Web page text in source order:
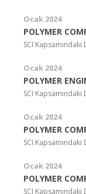
Ocak 2024
POLYMER
SCI Kapsamındaki
Ocak 2024
POLYMER
SCI Kapsamındaki
Ocak 2024
POLYMER
SCI Kapsamındaki
Ocak 2024
POLYMER
SCI Kapsamındaki